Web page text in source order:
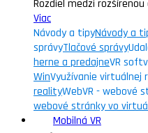
Rozdiel medzi
Viac
Návody a tipyNávody a
správyTlačové správy
herne a predajneVR
WinVyužívanie virtuálnej
realityWebVR - webové
webové stránky vo
Mobilná VR